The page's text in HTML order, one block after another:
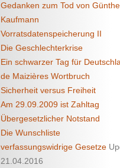
Gedanken zum Tod von
Kaufmann
Vorratsdatenspeicherung II
Die Geschlechterkrise
Ein schwarzer Tag für
de Maizières Wortbruch
Sicherheit versus Freiheit
Am 29.09.2009 ist Zahltag
Übergesetzlicher Notstand
Die Wunschliste
verfassungs­widrige Gesetze
21.04.2016